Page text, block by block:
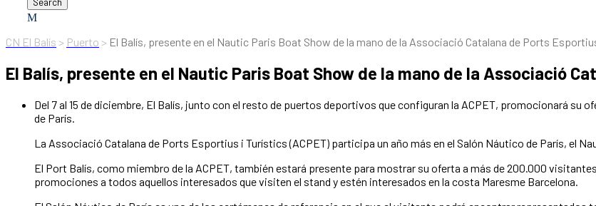
CN El Balís > Puerto > El Balís, presente en el Nautic Paris Boat Show de la mano de la Associació Catalana de Ports
El Balís, presente en el Nautic Paris Boat Show de la mano de la Associació
Del 7 al 15 de diciembre, El Balís, junto con el resto de puertos deportivos que configuran la ACPET, promocionará
de París.
La Associació Catalana de Ports Esportius i Turístics (ACPET) participa un año más en el Salón Náutico de París, el
El Port Balís, como miembro de la ACPET, también estará presente para mostrar su oferta a más de 200.000
promociones a todos aquellos interesados que visiten el stand y estén interesados en la costa Maresme Barcelona.